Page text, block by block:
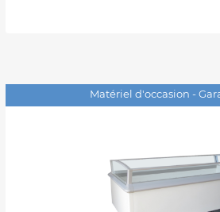
Matériel d'occasion -